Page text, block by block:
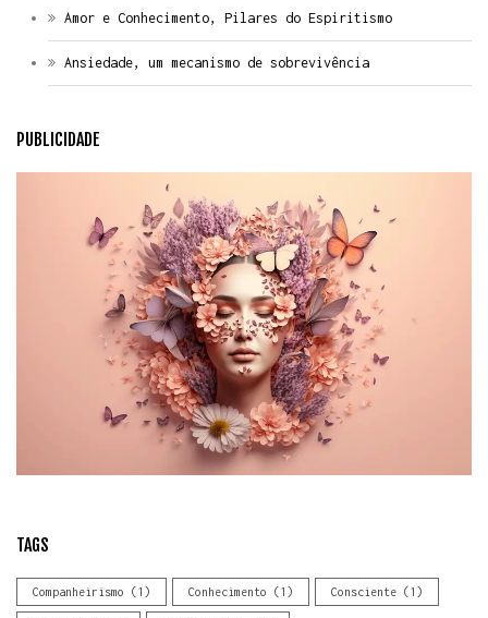
Amor e Conhecimento, Pilares do Espiritismo
Ansiedade, um mecanismo de sobrevivência
PUBLICIDADE
TAGS
Companheirismo (1) Conhecimento (1) Consciente (1)